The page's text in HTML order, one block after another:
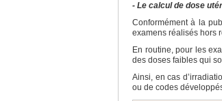
- Le calcul de dose
Conformément à la
examens réalisés hors
En routine, pour les
des doses faibles qui
Ainsi, en cas
ou de codes